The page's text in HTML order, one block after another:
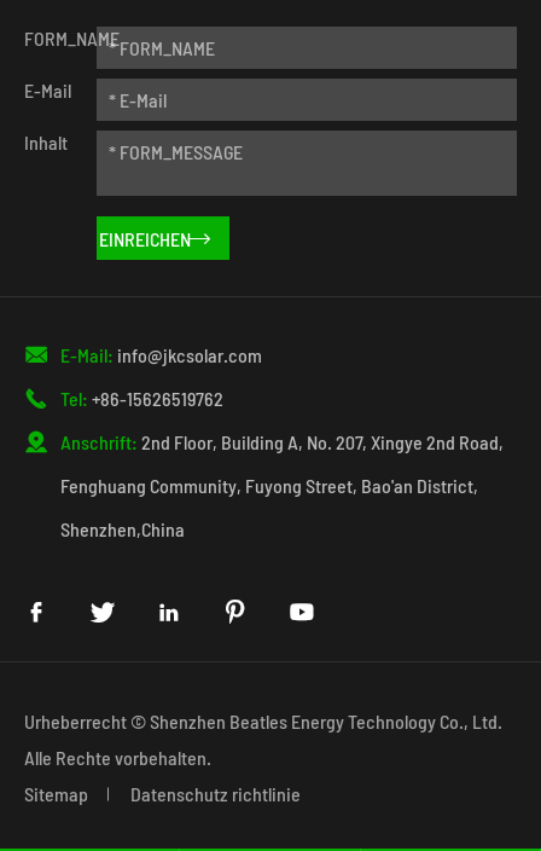
FORM_NAME
E-Mail
Inhalt

 E-Mail: info@jkcsolar.com
 Tel: +86-15626519762
 Anschrift: 2nd Floor, Building A, No. 207, Xingye 2nd Road,
Fenghuang Community, Fuyong Street, Bao'an District,
Shenzhen,China
    
Urheberrecht © Shenzhen Beatles Energy Technology Co., Ltd.
Alle Rechte vorbehalten.
Sitemap
Datenschutz richtlinie